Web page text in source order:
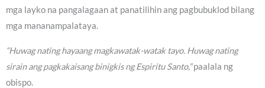
mga layko na pangalagaan at panatilihin ang pagbubuklod bilang
mga mananampalataya.
“Huwag nating hayaang magkawatak-watak tayo. Huwag nating
sirain ang pagkakaisang binigkis ng Espiritu Santo,”paalala ng
obispo.